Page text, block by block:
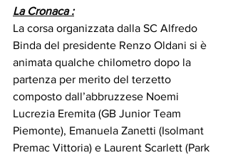
La Cronaca :
La corsa organizzata dalla SC Alfredo
Binda del presidente Renzo Oldani si è
animata qualche chilometro dopo la
partenza per merito del terzetto
composto dall’abbruzzese Noemi
Lucrezia Eremita (GB Junior Team
Piemonte), Emanuela Zanetti (Isolmant
Premac Vittoria) e Laurent Scarlett (Park